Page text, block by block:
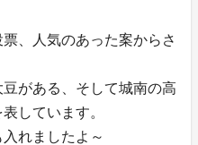
、人気のあった案からさ
がある、そして城南の高
しています。
れましたよ～